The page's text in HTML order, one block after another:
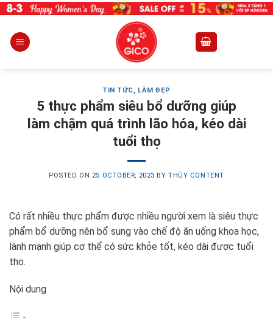
Skip
content
TIN TỨC, LÀM ĐẸP
5 thực phẩm siêu bổ dưỡng giúp
làm chậm quá trình lão hóa, kéo dài
tuổi thọ
POSTED ON 25 OCTOBER, 2023 BYTHÙY CONTENT
Có rất nhiều thực phẩm được nhiều người xem là siêu thực
phẩm bổ dưỡng nên bổ sung vào chế độ ăn uống khoa học,
lành mạnh giúp cơ thể có sức khỏe tốt, kéo dài được tuổi
thọ.
Nội dung